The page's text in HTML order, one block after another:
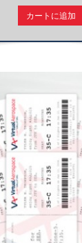
カートに追加